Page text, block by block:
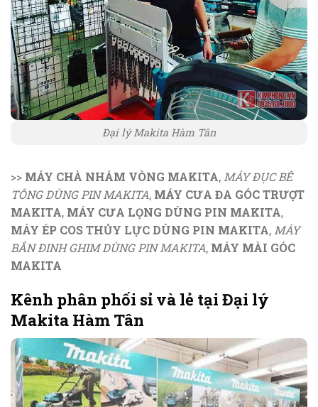
Đại lý Makita Hàm Tân
>> MÁY CHÀ NHÁM VÒNG MAKITA, MÁY ĐỤC BÊ
TÔNG DÙNG PIN MAKITA, MÁY CƯA ĐA GÓC TRƯỢT
MAKITA, MÁY CƯA LỌNG DÙNG PIN MAKITA,
MÁY ÉP COS THỦY LỰC DÙNG PIN MAKITA, MÁY
BẮN ĐINH GHIM DÙNG PIN MAKITA, MÁY MÀI GÓC
MAKITA
Kênh phân phối sỉ và lẻ tại Đại lý
Makita Hàm Tân